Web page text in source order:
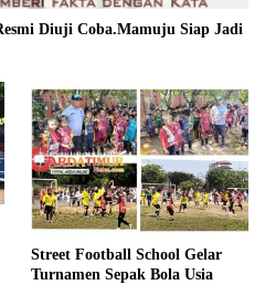
Diuji Coba.Mamuju Siap Jadi
Street Football School Gelar
Turnamen Sepak Bola Usia